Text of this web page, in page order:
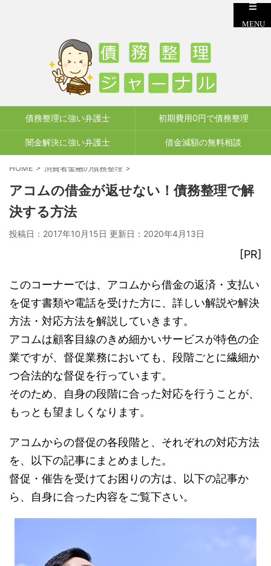
債務整理に強い弁護士 初期費用0円で債務整理
闇金解決に強い弁護士 借金減額の無料相談
HOME > 消費者金融の債務整理 >
アコムの借金が返せない！債務整理で解
決する方法
投稿日：2017年10月15日 更新日： 2020年4月13日
[PR]
このコーナーでは、アコムから借金の返済・支払い
を促す書類や電話を受けた方に、詳しい解説や解決
方法・対応方法を解説していきます。
アコムは顧客目線のきめ細かいサービスが特色の企
業ですが、督促業務においても、段階ごとに繊細か
つ合法的な督促を行っています。
そのため、自身の段階に合った対応を行うことが、
もっとも望ましくなります。
アコムからの督促の各段階と、それぞれの対応方法
を、以下の記事にまとめました。
督促・催告を受けてお困りの方は、以下の記事か
ら、自身に合った内容をご覧下さい。